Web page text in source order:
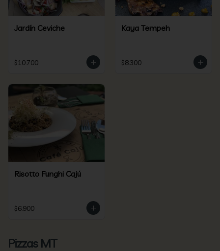
Jardín Ceviche
$10.700
Kaya Tempeh
$8.300
Risotto Funghi Cajú
$6.900
Pizzas MT